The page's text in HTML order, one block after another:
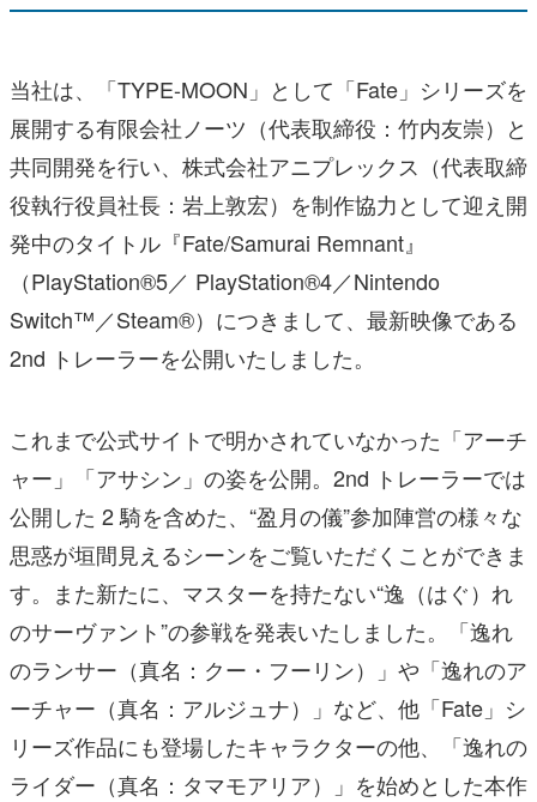
当社は、「TYPE-MOON」として「Fate」シリーズを
展開する有限会社ノーツ（代表取締役：竹内友崇）と
共同開発を行い、株式会社アニプレックス（代表取締
役執行役員社長：岩上敦宏）を制作協力として迎え開
発中のタイトル『Fate/Samurai Remnant』
（PlayStation®5／ PlayStation®4／Nintendo
Switch™／Steam®）につきまして、最新映像である
2nd トレーラーを公開いたしました。
これまで公式サイトで明かされていなかった「アーチ
ャー」「アサシン」の姿を公開。2nd トレーラーでは
公開した 2 騎を含めた、“盈月の儀”参加陣営の様々な
思惑が垣間見えるシーンをご覧いただくことができま
す。また新たに、マスターを持たない“逸（はぐ）れ
のサーヴァント”の参戦を発表いたしました。「逸れ
のランサー（真名：クー・フーリン）」や「逸れのア
ーチャー（真名：アルジュナ）」など、他「Fate」シ
リーズ作品にも登場したキャラクターの他、「逸れの
ライダー（真名：タマモアリア）」を始めとした本作